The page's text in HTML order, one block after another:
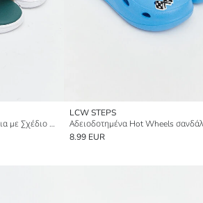
Παιδικά Σανδάλια για Αγόρια με Σχέδιο Δεινοσαύρων
LCW STEPS
8.99 EUR